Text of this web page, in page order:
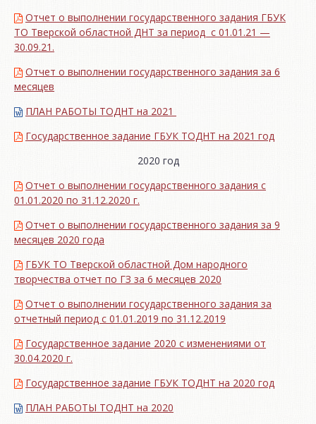
Отчет о выполнении государственного задания ГБУК
ТО Тверской областной ДНТ за период с 01.01.21 —
30.09.21.
Отчет о выполнении государственного задания за 6
месяцев
ПЛАН РАБОТЫ ТОДНТ на 2021
Государственное задание ГБУК ТОДНТ на 2021 год
2020 год
Отчет о выполнении государственного задания с
01.01.2020 по 31.12.2020 г.
Отчет о выполнении государственного задания за 9
месяцев 2020 года
ГБУК ТО Тверской областной Дом народного
творчества отчет по ГЗ за 6 месяцев 2020
Отчет о выполнении государственного задания за
отчетный период с 01.01.2019 по 31.12.2019
Государственное задание 2020 с изменениями от
30.04.2020 г.
Государственное задание ГБУК ТОДНТ на 2020 год
ПЛАН РАБОТЫ ТОДНТ на 2020